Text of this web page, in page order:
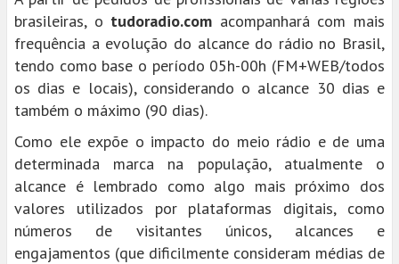
brasileiras, o tudoradio.com acompanhará com mais
frequência a evolução do alcance do rádio no Brasil,
tendo como base o período 05h-00h (FM+WEB/todos
os dias e locais), considerando o alcance 30 dias e
também o máximo (90 dias).
Como ele expõe o impacto do meio rádio e de uma
determinada marca na população, atualmente o
alcance é lembrado como algo mais próximo dos
valores utilizados por plataformas digitais, como
números de visitantes únicos, alcances e
engajamentos (que dificilmente consideram médias de